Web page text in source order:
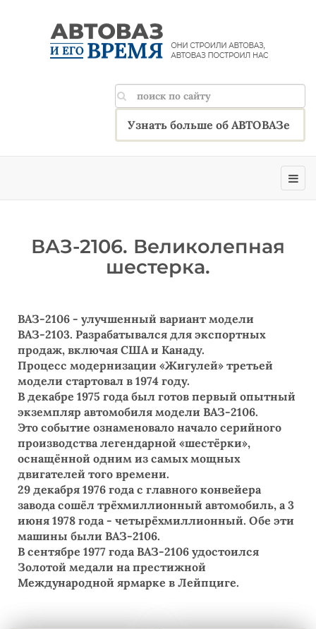
Узнать больше об АВТОВАЗе
ВАЗ-2106. Великолепная
шестерка.
ВАЗ-2106 - улучшенный вариант модели
ВАЗ-2103. Разрабатывался для экспортных
продаж, включая США и Канаду.
Процесс модернизации «Жигулей» третьей
модели стартовал в 1974 году.
В декабре 1975 года был готов первый опытный
экземпляр автомобиля модели ВАЗ-2106.
Это событие ознаменовало начало серийного
производства легендарной «шестёрки»,
оснащённой одним из самых мощных
двигателей того времени.
29 декабря 1976 года с главного конвейера
завода сошёл трёхмиллионный автомобиль, а 3
июня 1978 года - четырёхмиллионный. Обе эти
машины были ВАЗ-2106.
В сентябре 1977 года ВАЗ-2106 удостоился
Золотой медали на престижной
Международной ярмарке в Лейпциге.